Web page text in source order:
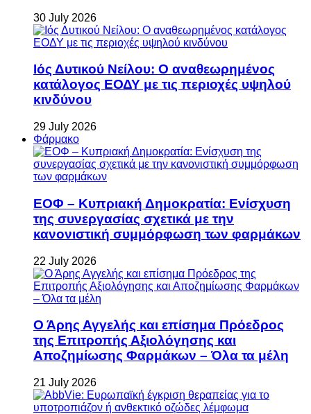
30 July 2026
Ιός Δυτικού Νείλου: Ο αναθεωρημένος
κατάλογος ΕΟΔΥ με τις περιοχές υψηλού
κινδύνου
29 July 2026
Φάρμακο
ΕΟΦ – Κυπριακή Δημοκρατία: Ενίσχυση
της συνεργασίας σχετικά με την
κανονιστική συμμόρφωση των φαρμάκων
22 July 2026
Ο Άρης Αγγελής και επίσημα Πρόεδρος
της Επιτροπής Αξιολόγησης και
Αποζημίωσης Φαρμάκων – Όλα τα μέλη
21 July 2026